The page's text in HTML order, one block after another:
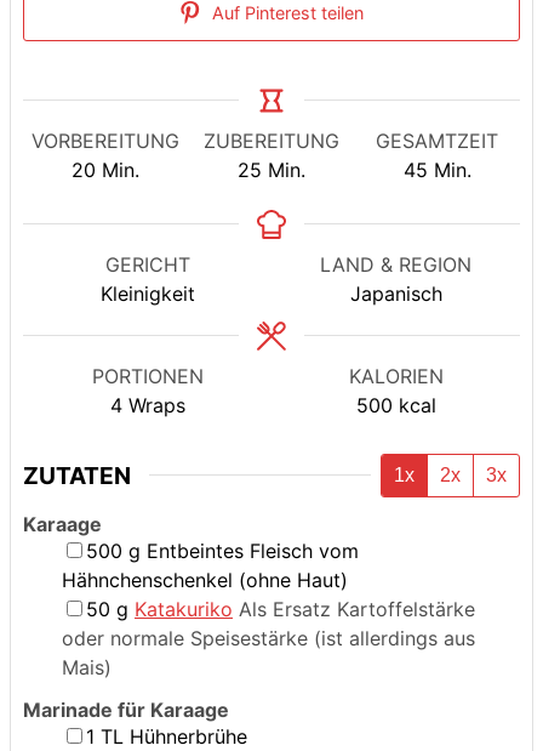
Auf Pinterest teilen
VORBEREITUNG
20 Minuten
Min.
ZUBEREITUNG
25 Minuten
Min.
GESAMTZEIT
45Minuten
Min.
GERICHT
Kleinigkeit
LAND & REGION
Japanisch
PORTIONEN
4 Wraps
KALORIEN
500 kcal
ZUTATEN 1x 2x 3x
Karaage
▢
500 g Entbeintes Fleisch vom
Hähnchenschenkel (ohne Haut)
▢
50 g Katakuriko Als Ersatz Kartoffelstärke
oder normale Speisestärke (ist allerdings aus
Mais)
Marinade für Karaage
▢
1 TL Hühnerbrühe